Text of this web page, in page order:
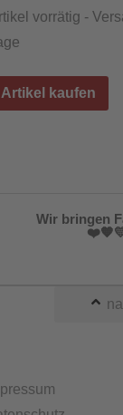
vorrätig -
Artikel kaufen
Wir bringen